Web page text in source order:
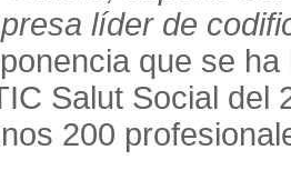
líder de
que se
Salut Social del
200